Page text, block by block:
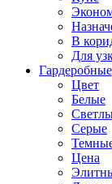
В
Для
Гардеробные
Цвет
Белые
Серые
Цена